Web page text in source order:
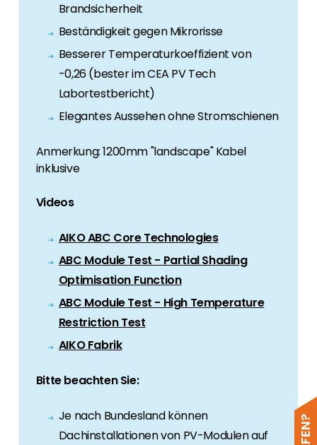
Brandsicherheit
Beständigkeit gegen Mikrorisse
Besserer Temperaturkoeffizient von
-0,26 (bester im CEA PV Tech
Labortestbericht)
Elegantes Aussehen ohne Stromschienen
Anmerkung: 1200mm "landscape" Kabel
inklusive
Videos
AIKO ABC Core Technologies
ABC Module Test - Partial Shading
Optimisation Function
ABC Module Test - High Temperature
Restriction Test
AIKO Fabrik
Bitte beachten Sie:
Je nach Bundesland können
Dachinstallationen von PV-Modulen auf